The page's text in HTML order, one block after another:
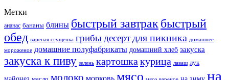
Метки
ананас бананы блины быстрый завтрак быстрый
обед вареная сгущенка грибы десерт для пикника домашнее
мороженое домашние полуфабрикаты домашний хлеб закуска
закуска к пиву зелень картошка курица лаваш лук
молоко мясо
на